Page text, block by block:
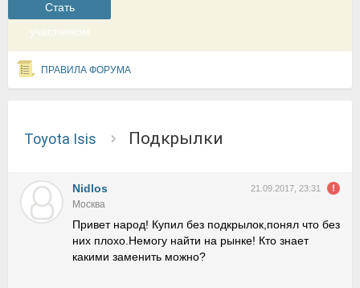
Cтать
участником
ПРАВИЛА ФОРУМА
Toyota Isis Подкрылки
Nidlos 21.09.2017, 23:31
Москва
Привет народ! Купил без подкрылок,понял что без
них плохо.Немогу найти на рынке! Кто знает
какими заменить можно?